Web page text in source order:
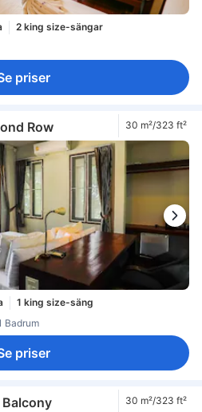
2 king size-sängar
priser
Row 30 m²/323 ft²
1 king size-säng
Badrum
priser
30 m²/323 ft²